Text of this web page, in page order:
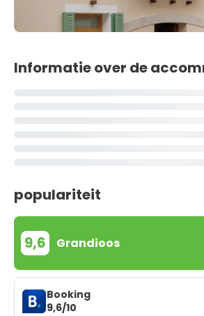
Informatie over de
populariteit
9,6 Grandioos
Booking
9,6/10